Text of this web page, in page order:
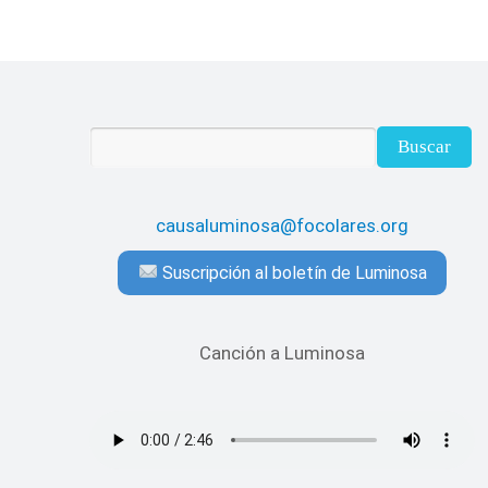
causaluminosa@focolares.org
Suscripción al boletín de Luminosa
Canción a Luminosa